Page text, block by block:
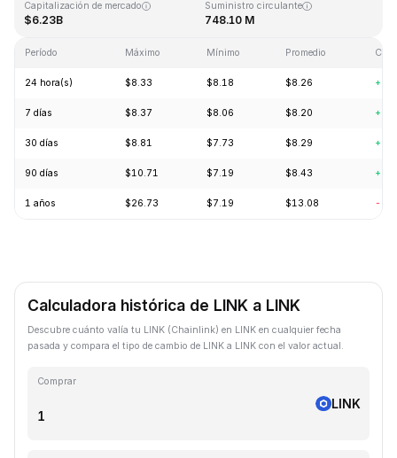
Capitalización de mercado
$6.23B
Suministro circulante
748.10 M
Período Máximo Mínimo Promedio
24 hora(s) $8.33 $8.18 $8.26
7 días $8.37 $8.06 $8.20
30 días $8.81 $7.73 $8.29
90 días $10.71 $7.19 $8.43
1 años $26.73 $7.19 $13.08 -
Calculadora histórica de LINK a LINK
Descubre cuánto valía tu LINK (Chainlink) en LINK en cualquier fecha
pasada y compara el tipo de cambio de LINK a LINK con el valor actual.
Comprar
LINK